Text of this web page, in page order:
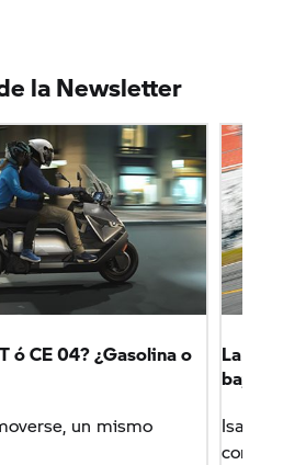
Magazine
la Newsletter
ó CE 04? ¿Gasolina o
un mismo
La
baja el
Isaac